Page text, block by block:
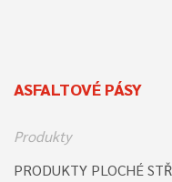
ASFALTOVÉ PÁSY
Produkty
PRODUKTY PLOCHÉ